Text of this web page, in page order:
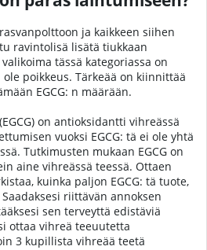
ja kaikkeen siihen
ravintolisä lisätä tiukkaan
tässä kategoriassa on
poikkeus. Tärkeää on kiinnittää
EGCG: n määrään.
on antioksidantti vihreässä
vuoksi EGCG: tä ei ole yhtä
Tutkimusten mukaan EGCG on
aine vihreässä teessä. Ottaen
kuinka paljon EGCG: tä tuote,
riittävän annoksen
sen terveyttä edistäviä
ottaa vihreä teeuutetta
3 kupillista vihreää teetä